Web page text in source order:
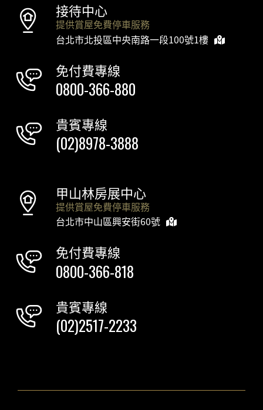
接待中心
提供賞屋免費停車服務
台北市北投區中央南路一段100號1樓
免付費專線
0800-366-880
貴賓專線
(02)8978-3888
甲山林房展中心
提供賞屋免費停車服務
台北市中山區興安街60號
免付費專線
0800-366-818
貴賓專線
(02)2517-2233